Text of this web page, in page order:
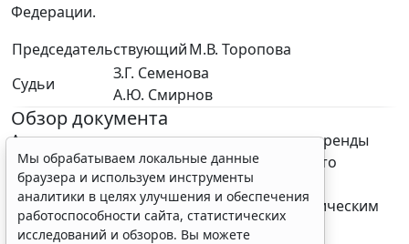
Федерации.
ПредседательствующийМ.В. Торопова
Судьи
З.Г. Семенова
А.Ю. Смирнов
Обзор документа
Арендатор просил расторгнуть договоры аренды
нежилых помещений. Он ссылался на то, что
температура в них не соответствует
государственным санитарно-эпидемиологическим
правилам и нормативам.
Мы обрабатываем локальные данные
браузера и используем инструменты
аналитики в целях улучшения и обеспечения
работоспособности сайта, статистических
исследований и обзоров. Вы можете